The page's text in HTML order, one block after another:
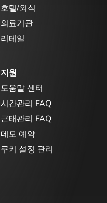
호텔/외식
의료기관
리테일
지원
도움말 센터
시간관리 FAQ
근태관리 FAQ
데모 예약
쿠키 설정 관리